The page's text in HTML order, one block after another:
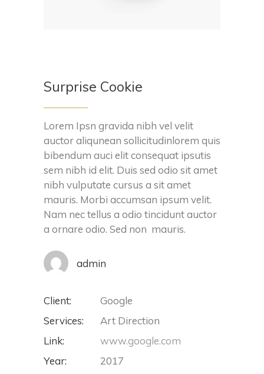
Surprise Cookie
Lorem Ipsn gravida nibh vel velit
auctor aliqunean sollicitudinlorem quis
bibendum auci elit consequat ipsutis
sem nibh id elit. Duis sed odio sit amet
nibh vulputate cursus a sit amet
mauris. Morbi accumsan ipsum velit.
Nam nec tellus a odio tincidunt auctor
a ornare odio. Sed non mauris.
admin
Client:
Google
Services:
Art Direction
Link:
www.google.com
Year:
2017